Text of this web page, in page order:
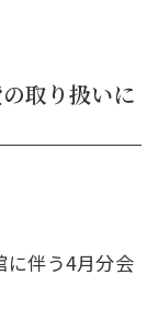
取り扱いに
に伴う4月分会